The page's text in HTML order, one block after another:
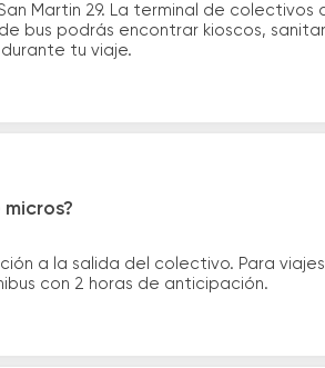
Martin 29. La terminal de
bus podrás encontrar kioscos,
tu viaje.
a la salida del colectivo. Para
con 2 horas de anticipación.